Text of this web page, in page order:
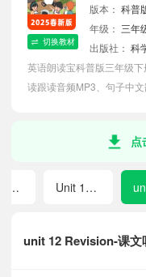
切换教材
版本： 科普
年级： 三年
出版社： 科
英语朗读宝科普版三年级
读跟读音频MP3、句子中
点
unit 12 Revision-课文
Unit 10 Work places Unit 11 Clothes and green living